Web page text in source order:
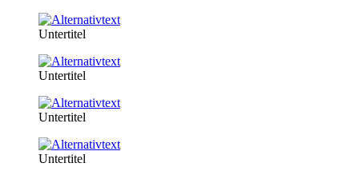
Untertitel
Untertitel
Untertitel
Untertitel